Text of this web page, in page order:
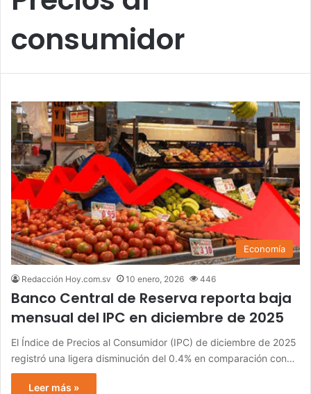
consumidor
Economía
Redacción Hoy.com.sv 10 enero, 2026 446
Banco Central de Reserva reporta baja
mensual del IPC en diciembre de 2025
El Índice de Precios al Consumidor (IPC) de diciembre de 2025
registró una ligera disminución del 0.4% en comparación con…
Leer más »